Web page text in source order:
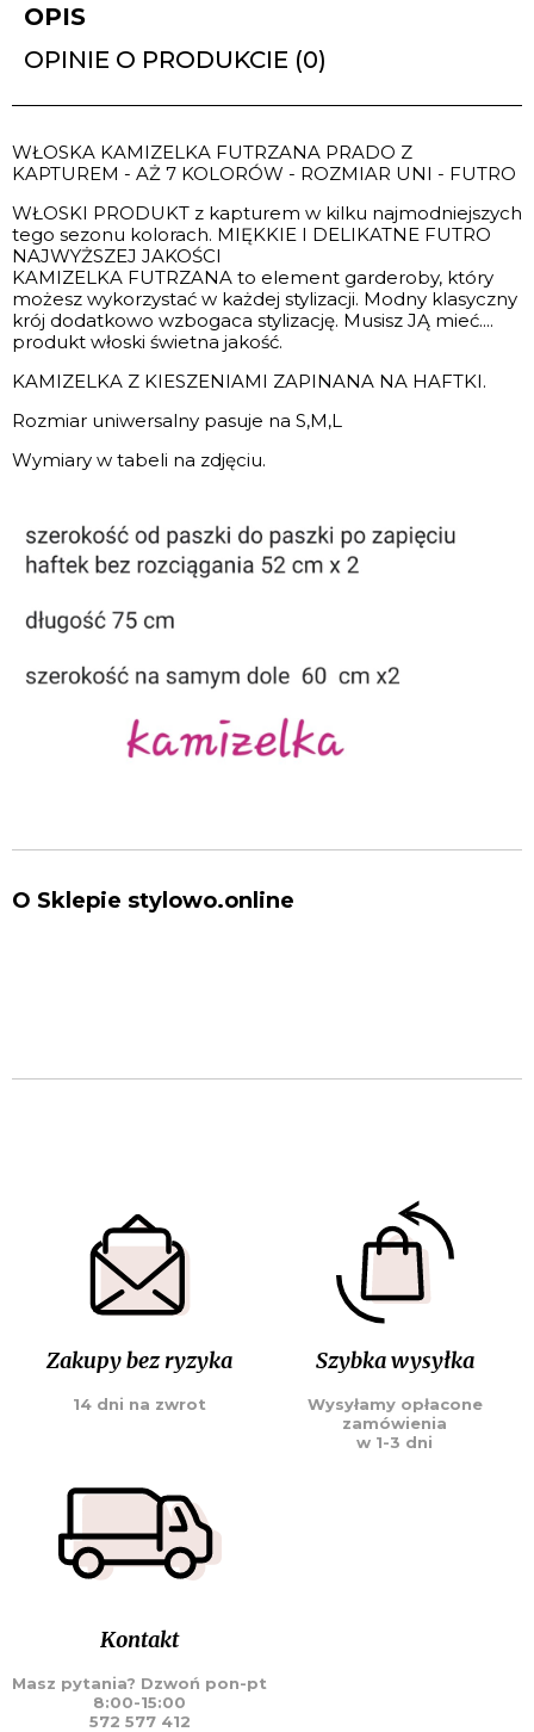
OPIS
OPINIE O PRODUKCIE (0)
WŁOSKA KAMIZELKA FUTRZANA PRADO Z
KAPTUREM - AŻ 7 KOLORÓW - ROZMIAR UNI - FUTRO
WŁOSKI PRODUKT z kapturem w kilku najmodniejszych
tego sezonu kolorach. MIĘKKIE I DELIKATNE FUTRO
NAJWYŻSZEJ JAKOŚCI
KAMIZELKA FUTRZANA to element garderoby, który
możesz wykorzystać w każdej stylizacji. Modny klasyczny
krój dodatkowo wzbogaca stylizację. Musisz JĄ mieć....
produkt włoski świetna jakość.
KAMIZELKA Z KIESZENIAMI ZAPINANA NA HAFTKI.
Rozmiar uniwersalny pasuje na S,M,L
Wymiary w tabeli na zdjęciu.
O Sklepie stylowo.online
Zakupy bez ryzyka
14 dni na zwrot
Szybka wysyłka
Wysyłamy opłacone
zamówienia
w 1-3 dni
Kontakt
Masz pytania? Dzwoń pon-pt
8:00-15:00
572 577 412